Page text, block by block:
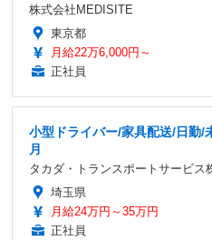
株式会社MEDISITE
東京都
月給22万6,000円～
正社員
小型ドライバー/家具配送/日勤/
月
タカダ・トランスポートサービス
埼玉県
月給24万円～35万円
正社員